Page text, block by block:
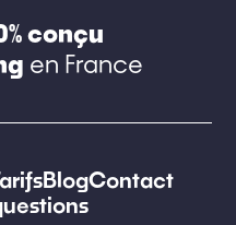
conçu
en France
BlogContact